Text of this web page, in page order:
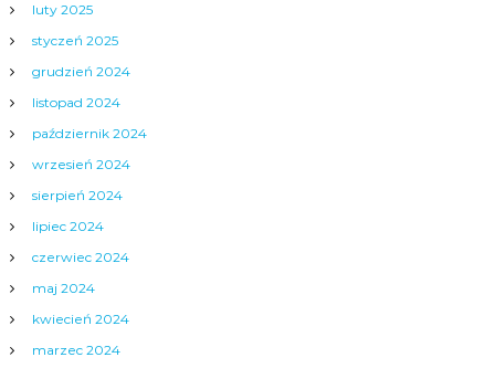
luty 2025
styczeń 2025
grudzień 2024
listopad 2024
październik 2024
wrzesień 2024
sierpień 2024
lipiec 2024
czerwiec 2024
maj 2024
kwiecień 2024
marzec 2024